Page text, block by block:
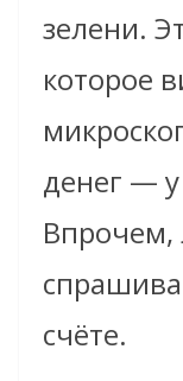
зелени.
которое
денег —
Впрочем,
счёте.